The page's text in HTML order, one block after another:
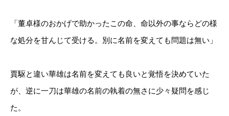
「董卓様のおかげで助かったこの命、命以外の事ならどの様
な処分を甘んじて受ける。別に名前を変えても問題は無い」
賈駆と違い華雄は名前を変えても良いと覚悟を決めていた
が、逆に一刀は華雄の名前の執着の無さに少々疑問を感じ
た。